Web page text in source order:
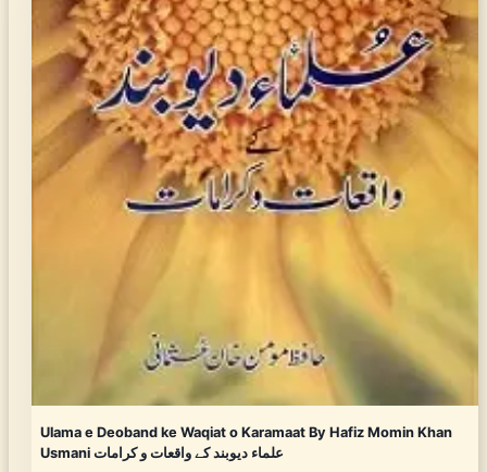
Ulama e Deoband ke Waqiat o Karamaat By Hafiz Momin Khan
Usmani علماء دیوبند کے واقعات و کرامات